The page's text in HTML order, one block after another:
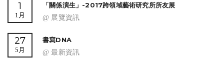
1
1月
「關係演生」-2017跨領域藝術研究所所友展
@ 展覽資訊
27
5月
書寫DNA
@ 最新資訊